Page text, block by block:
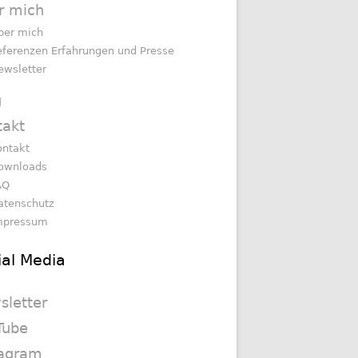
mich
mich
Erfahrungen und Presse
Media